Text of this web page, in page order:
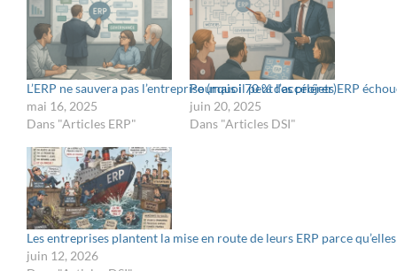
L’ERP ne sauvera pas l’entreprise (mais il peut l’accélérer)
mai 16, 2025
Dans "Articles ERP"
Pourquoi 70 % des projets ERP
juin 20, 2025
Dans "Articles DSI"
Les entreprises plantent la mise en route de leurs ERP parce
juin 12, 2026